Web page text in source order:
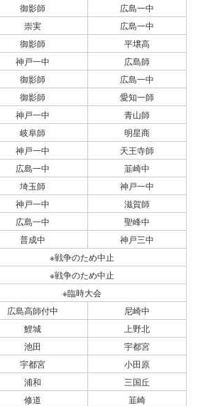
御影師
広島一中
崇実
広島一中
御影師
平壌高
神戸一中
広島師
御影師
広島一中
御影師
愛知一師
神戸一中
青山師
岐阜師
明星商
神戸一中
天王寺師
広島一中
韮崎中
埼玉師
神戸一中
神戸一中
滋賀師
広島一中
聖峰中
普成中
神戸三中
※戦争のため中止
※戦争のため中止
※臨時大会
広島高師付中
尼崎中
鯉城
上野北
池田
宇都宮
宇都宮
小田原
浦和
三国丘
修道
韮崎